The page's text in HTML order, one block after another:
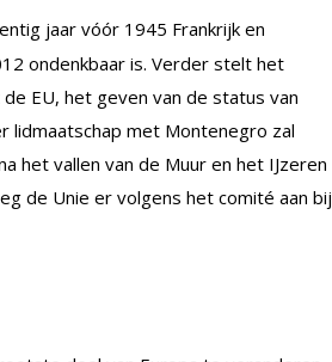
jaar vóór 1945 Frankrijk en
ondenkbaar is. Verder stelt het
EU, het geven van de status van
lidmaatschap met Montenegro zal
het vallen van de Muur en het IJzeren
de Unie er volgens het comité aan bij